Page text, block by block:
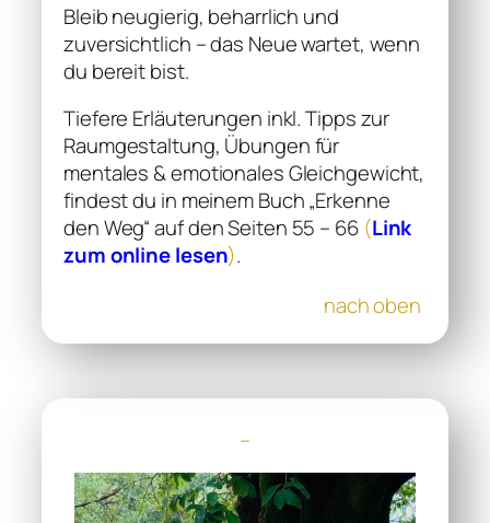
Bleib neugierig, beharrlich und
zuversichtlich – das Neue wartet, wenn
du bereit bist.
Tiefere Erläuterungen inkl. Tipps zur
Raumgestaltung, Übungen für
mentales & emotionales Gleichgewicht,
findest du in meinem Buch „Erkenne
den Weg“ auf den Seiten 55 – 66 (Link
zum online lesen).
nach oben
–